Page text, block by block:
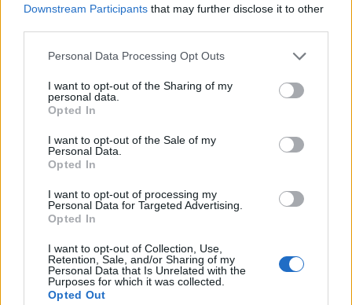
Downstream Participants that may further disclose it to other
Please note that this website/app uses one or more Google
not limited to your visit or usage behaviour. You may click to
grant or deny consent to Google and its third-party tags to
use your data for below specified purposes in below Google
consent section.
Personal Data Processing Opt Outs
I want to opt-out of the Sharing of my
personal data.
Opted In
I want to opt-out of the Sale of my
Personal Data.
Opted In
I want to opt-out of processing my
Personal Data for Targeted Advertising.
Opted In
I want to opt-out of Collection, Use,
Retention, Sale, and/or Sharing of my
Personal Data that Is Unrelated with the
Purposes for which it was collected.
Opted Out
Stop ai cantieri privati a Olbia, nuove regole
anche a San Pantaleo
Rapina a Porto Rotondo, due uomini fermati dai
Auto prende fuoco sulla strada statale 125 a
Olbia, cosa è successo